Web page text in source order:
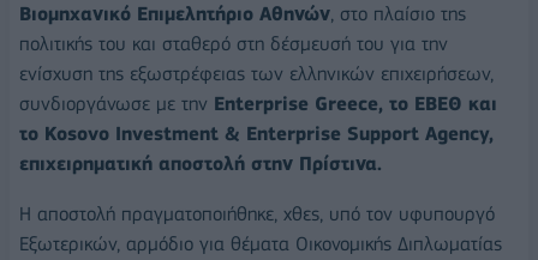
Βιομηχανικό Επιμελητήριο Αθηνών , στο πλαίσιο της
πολιτικής του και σταθερό στη δέσμευσή του για την
ενίσχυση της εξωστρέφειας των ελληνικών επιχειρήσεων,
συνδιοργάνωσε με την Enterprise Greece, το ΕΒΕΘ και
το Kosovo Investment & Enterprise Support Agency,
επιχειρηματική αποστολή στην Πρίστινα.
Η αποστολή πραγματοποιήθηκε, χθες, υπό τον υφυπουργό
Εξωτερικών, αρμόδιο για θέματα Οικονομικής Διπλωματίας